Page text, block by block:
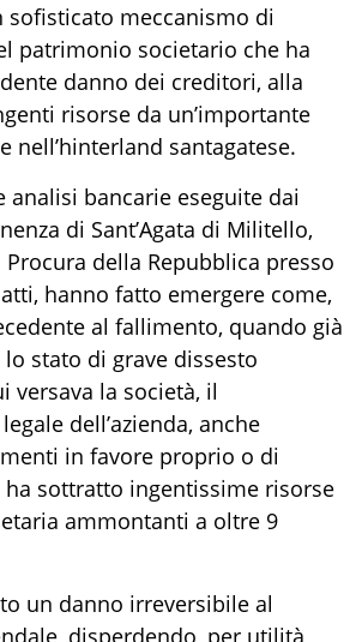
sofisticato meccanismo di
patrimonio societario che ha
danno dei creditori, alla
risorse da un’importante
nell’hinterland santagatese.
analisi bancarie eseguite dai
di Sant’Agata di Militello,
della Repubblica presso
hanno fatto emergere come,
al fallimento, quando già
stato di grave dissesto
versava la società, il
dell’azienda, anche
in favore proprio o di
sottratto ingentissime risorse
ammontanti a oltre 9
un danno irreversibile al
disperdendo, per utilità